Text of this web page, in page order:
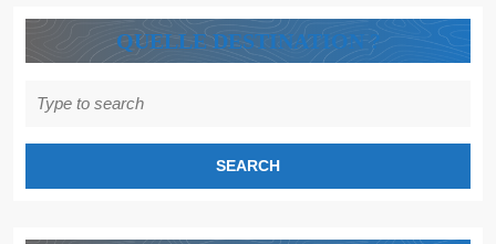
QUELLE DESTINATION ?
for: